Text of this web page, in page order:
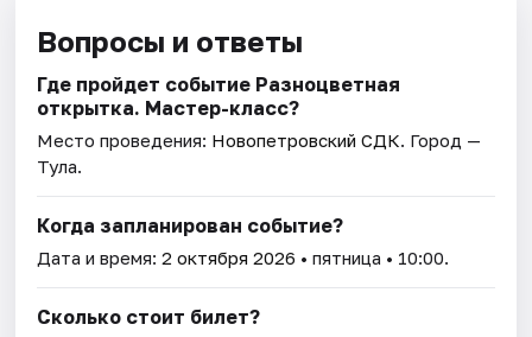
Вопросы и ответы
Где пройдет событие Разноцветная
открытка. Мастер-класс?
Место проведения: Новопетровский СДК. Город —
Тула.
Когда запланирован событие?
Дата и время:2 октября 2026 • пятница • 10:00.
Сколько стоит билет?